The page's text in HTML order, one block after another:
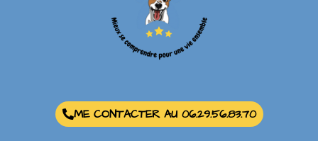
ME CONTACTER AU 06.29.56.83.70